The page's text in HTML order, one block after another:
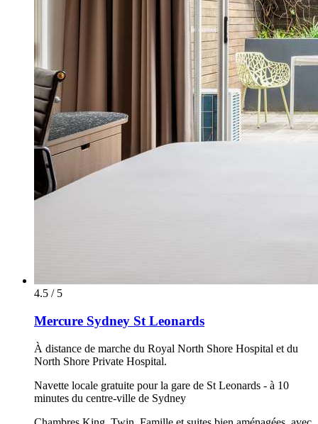
4.5 / 5
Mercure Sydney St Leonards
À distance de marche du Royal North Shore Hospital et du
North Shore Private Hospital.
Navette locale gratuite pour la gare de St Leonards - à 10
minutes du centre-ville de Sydney